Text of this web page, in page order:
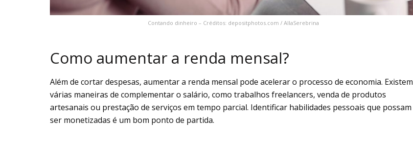
Contando dinheiro – Créditos: depositphotos.com / AllaSerebrina
Como aumentar a renda mensal?
Além de cortar despesas, aumentar a renda mensal pode acelerar o processo de economia. Existem
várias maneiras de complementar o salário, como trabalhos freelancers, venda de produtos
artesanais ou prestação de serviços em tempo parcial. Identificar habilidades pessoais que possam
ser monetizadas é um bom ponto de partida.